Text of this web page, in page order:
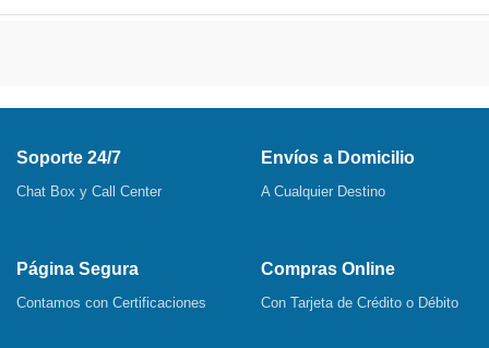
Soporte 24/7
Chat Box y Call Center
Envíos a Domicilio
A Cualquier Destino
Página Segura
Contamos con Certificaciones
Compras Online
Con Tarjeta de Crédito o Débito